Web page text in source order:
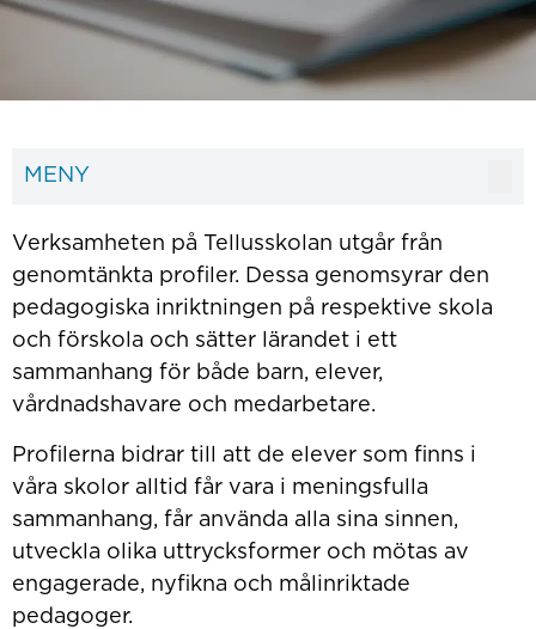
Verksamheten på Tellusskolan utgår från
genomtänkta profiler. Dessa genomsyrar den
pedagogiska inriktningen på respektive skola
och förskola och sätter lärandet i ett
sammanhang för både barn, elever,
vårdnadshavare och medarbetare.
Profilerna bidrar till att de elever som finns i
våra skolor alltid får vara i meningsfulla
sammanhang, får använda alla sina sinnen,
utveckla olika uttrycksformer och mötas av
engagerade, nyfikna och målinriktade
pedagoger.
MENY